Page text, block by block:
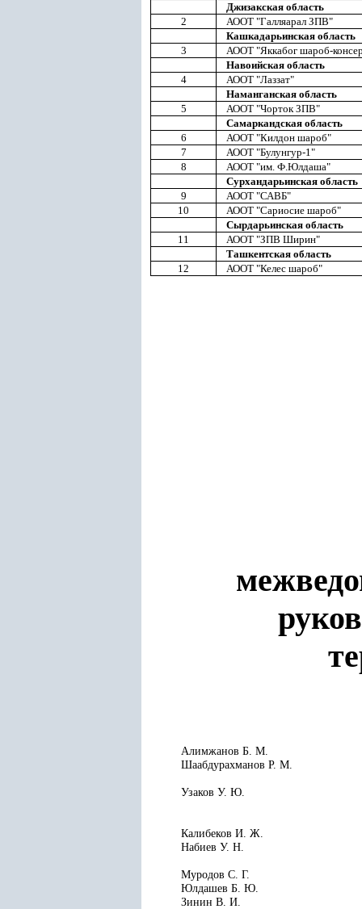
Джизакская область
2
АООТ "Галляарал ЗПВ"
Кашкадарьинская область
3
АООТ "Яккабог шароб-
Навоийская область
4
АООТ "Лаззат"
Наманганская область
5
АООТ "Чорток ЗПВ"
Самаркандская область
6
АООТ "Килдон шароб"
7
АООТ "Булунгур-1"
8
АООТ "им. Ф.Юлдаша"
Сурхандарьинская область
9
АООТ "САВБ"
10
АООТ "Сариосие шароб"
Сырдарьинская область
11
АООТ "ЗПВ Ширин"
Ташкентская область
12
АООТ "Келес шароб"
Алимжанов Б. М.
Шаабдурахманов Р. М.
Узаков У. Ю.
Калибеков И. Ж.
Набиев У. Н.
Муродов С. Г.
Юлдашев Б. Ю.
Зинин В. И.